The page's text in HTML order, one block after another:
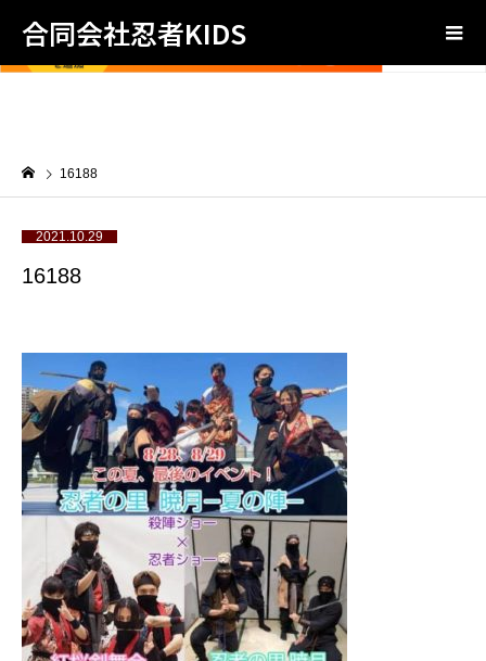
合同会社忍者KIDS
16188
2021.10.29
16188